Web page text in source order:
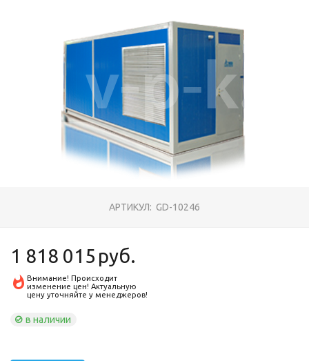
АРТИКУЛ: GD-10246
1 818 015 руб.
Внимание! Происходит
изменение цен! Актуальную
цену уточняйте у менеджеров!
в наличии